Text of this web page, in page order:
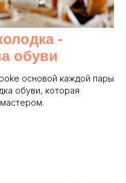
-
обуви
основой каждой пары
обуви, которая